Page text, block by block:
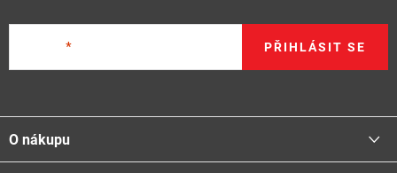
PŘIHLÁSIT SE
á
pO nákupu